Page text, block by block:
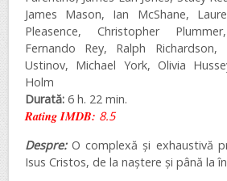
James Mason, Ian McShane,
Pleasence, Christopher
Fernando Rey, Ralph
Ustinov, Michael York, Olivia
Holm
Durată: 6 h. 22 min.
Rating IMDB: 8.5
Despre:O complexă și exhaustivă
Isus Cristos, de la naștere și până la